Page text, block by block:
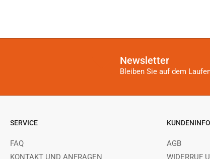
Newsletter
Bleiben Sie auf dem
SERVICE
FAQ
KONTAKT UND ANFRAGEN
AGB
WIDERRUF